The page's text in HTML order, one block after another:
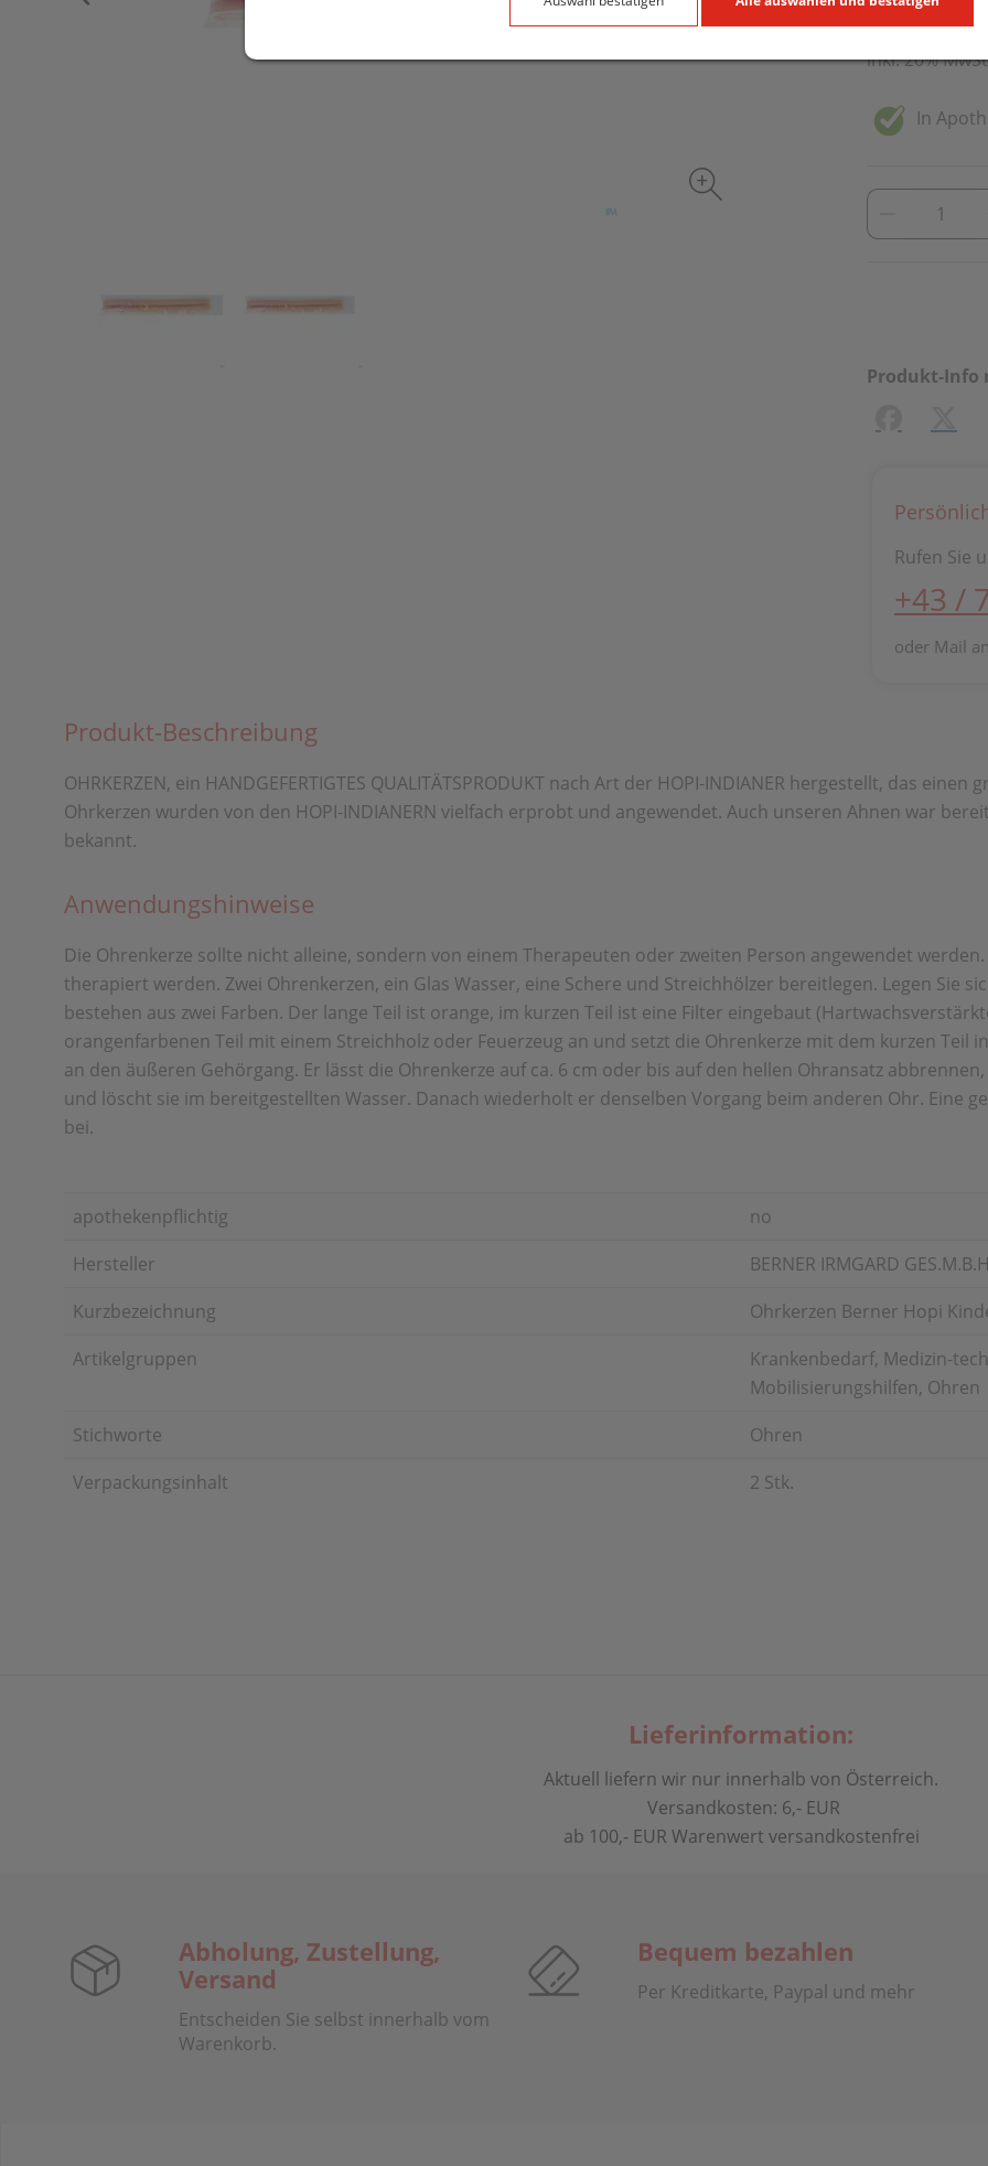
inkl. 20%
In
Produkt-Info
Rufen Sie
+43 /
oder Mail
Produkt-Beschreibung
OHRKERZEN, ein HANDGEFERTIGTES QUALITÄTSPRODUKT nach Art der HOPI-INDIANER hergestellt, das
Ohrkerzen wurden von den HOPI-INDIANERN vielfach erprobt und angewendet. Auch unseren Ahnen war
bekannt.
Anwendungshinweise
Die Ohrenkerze sollte nicht alleine, sondern von einem Therapeuten oder zweiten Person angewendet
therapiert werden. Zwei Ohrenkerzen, ein Glas Wasser, eine Schere und Streichhölzer bereitlegen. Legen Sie
bestehen aus zwei Farben. Der lange Teil ist orange, im kurzen Teil ist eine Filter eingebaut
orangenfarbenen Teil mit einem Streichholz oder Feuerzeug an und setzt die Ohrenkerze mit dem kurzen
an den äußeren Gehörgang. Er lässt die Ohrenkerze auf ca. 6 cm oder bis auf den hellen Ohransatz
und löscht sie im bereitgestellten Wasser. Danach wiederholt er denselben Vorgang beim anderen Ohr. Eine
bei.
apothekenpflichtig
no
Hersteller
BERNER IRMGARD
Kurzbezeichnung
Ohrkerzen Berner Hopi
Artikelgruppen
Krankenbedarf, Medizin-
Mobilisierungshilfen, Ohren
Stichworte
Ohren
Verpackungsinhalt
2 Stk.
Lieferinformation:
Aktuell liefern wir nur innerhalb von Österreich.
Versandkosten: 6,- EUR
ab 100,- EUR Warenwert versandkostenfrei
Abholung, Zustellung,
Versand
Entscheiden Sie selbst innerhalb vom
Warenkorb.
Bequem bezahlen
Per Kreditkarte, Paypal und mehr